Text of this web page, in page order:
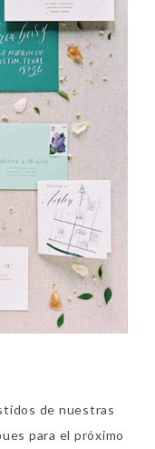
de nuestras
para el próximo